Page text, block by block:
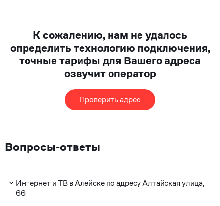
К сожалению, нам не удалось
определить технологию подключения,
точные тарифы для Вашего адреса
озвучит оператор
Проверить адрес
Вопросы-ответы
Интернет и ТВ в Алейске по адресу Алтайская улица,
66